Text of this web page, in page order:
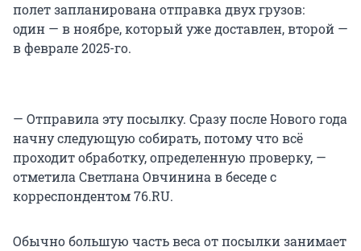
полет запланирована отправка двух грузов:
один — в ноябре, который уже доставлен, второй —
в феврале 2025-го.
— Отправила эту посылку. Сразу после Нового года
начну следующую собирать, потому что всё
проходит обработку, определенную проверку, —
отметила Светлана Овчинина в беседе с
корреспондентом 76.RU.
Обычно большую часть веса от посылки занимает